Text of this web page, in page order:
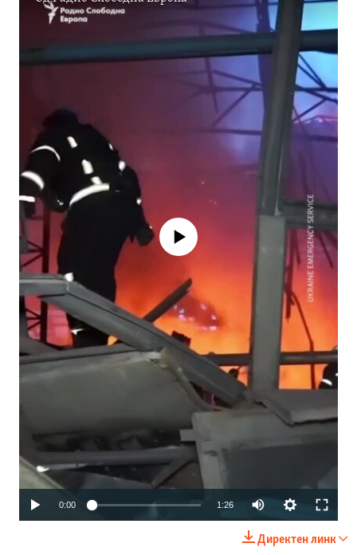
No media source currently available
0:00 1:26
Директен линк